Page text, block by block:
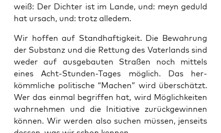
weiß: Der Dich­ter ist im Lan­de, und: meyn geduld
hat ursach, und: trotz alledem.
Wir hof­fen auf Stand­haf­tig­keit. Die Bewah­rung
der Sub­stanz und die Ret­tung des Vater­lands sind
weder auf aus­ge­bau­ten Stra­ßen noch mit­tels
eines Acht-Stun­den-Tages mög­lich. Das her­
kömm­li­che poli­ti­sche “Machen” wird über­schätzt.
Wer das ein­mal begrif­fen hat, wird Mög­lich­kei­ten
wahr­neh­men und die Initia­ti­ve zurück­ge­win­nen
kön­nen. Wir wer­den also suchen müs­sen, jen­seits